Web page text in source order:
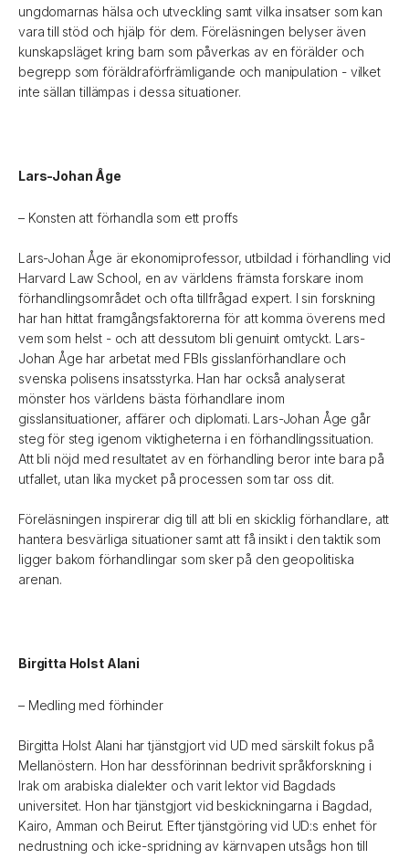
ungdomarnas hälsa och utveckling samt vilka insatser som kan
vara till stöd och hjälp för dem. Föreläsningen belyser även
kunskapsläget kring barn som påverkas av en förälder och
begrepp som föräldraförfrämligande och manipulation - vilket
inte sällan tillämpas i dessa situationer.
Lars-Johan Åge
– Konsten att förhandla som ett proffs
Lars-Johan Åge är ekonomiprofessor, utbildad i förhandling vid
Harvard Law School, en av världens främsta forskare inom
förhandlingsområdet och ofta tillfrågad expert. I sin forskning
har han hittat framgångsfaktorerna för att komma överens med
vem som helst - och att dessutom bli genuint omtyckt. Lars-
Johan Åge har arbetat med FBIs gisslanförhandlare och
svenska polisens insatsstyrka. Han har också analyserat
mönster hos världens bästa förhandlare inom
gisslansituationer, affärer och diplomati. Lars-Johan Åge går
steg för steg igenom viktigheterna i en förhandlingssituation.
Att bli nöjd med resultatet av en förhandling beror inte bara på
utfallet, utan lika mycket på processen som tar oss dit.
Föreläsningen inspirerar dig till att bli en skicklig förhandlare, att
hantera besvärliga situationer samt att få insikt i den taktik som
ligger bakom förhandlingar som sker på den geopolitiska
arenan.
Birgitta Holst Alani
– Medling med förhinder
Birgitta Holst Alani har tjänstgjort vid UD med särskilt fokus på
Mellanöstern. Hon har dessförinnan bedrivit språkforskning i
Irak om arabiska dialekter och varit lektor vid Bagdads
universitet. Hon har tjänstgjort vid beskickningarna i Bagdad,
Kairo, Amman och Beirut. Efter tjänstgöring vid UD:s enhet för
nedrustning och icke-spridning av kärnvapen utsågs hon till